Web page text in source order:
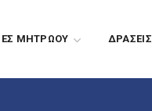
ΜΗΤΡΩΟΥ ΔΡΑΣΕΙΣ